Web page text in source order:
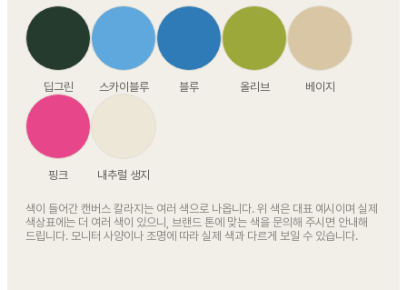
딥그린 스카이블루 블루 올리브 베이지
핑크 내추럴 생지
색이 들어간 캔버스 칼라지는 여러 색으로 나옵니다. 위 색은 대표 예시이며 실제
색상표에는 더 여러 색이 있으니, 브랜드 톤에 맞는 색을 문의해 주시면 안내해
드립니다. 모니터 사양이나 조명에 따라 실제 색과 다르게 보일 수 있습니다.